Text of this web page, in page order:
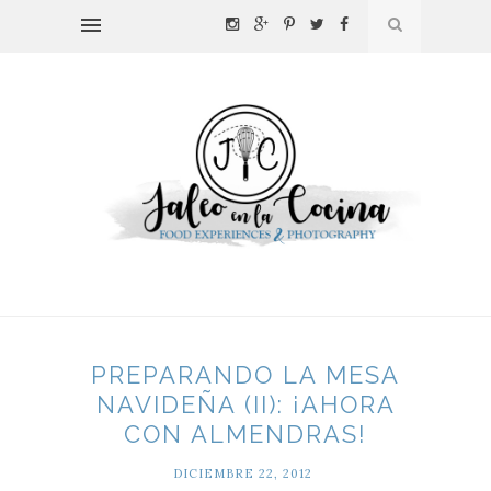
PREPARANDO LA MESA
NAVIDEÑA (II): ¡AHORA
CON ALMENDRAS!
DICIEMBRE 22, 2012